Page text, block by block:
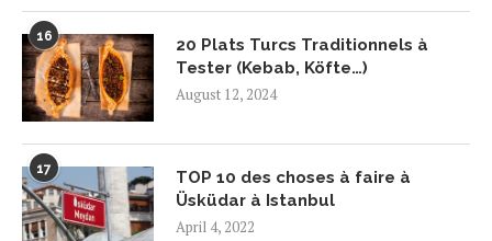
16
20 Plats Turcs Traditionnels à
Tester (Kebab, Köfte…)
August 12, 2024
17
TOP 10 des choses à faire à
Üsküdar à Istanbul
April 4, 2022